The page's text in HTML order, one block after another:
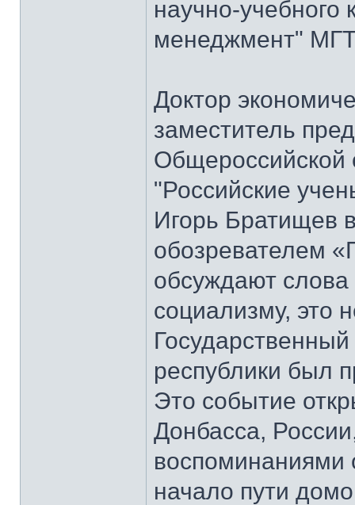
научно-
менеджмент"
Доктор
заместитель
Общероссийской
"Российские
Игорь Братищев
обозревателем
обсуждают
социализму, это
республики был
Это событие
Донбасса,
воспоминаниями
начало пути